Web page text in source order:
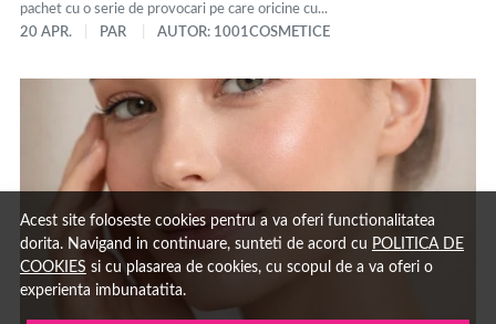
Acest site foloseste cookies pentru a va oferi functionalitatea
dorita. Navigand in continuare, sunteti de acord cu POLITICA DE
COOKIES si cu plasarea de cookies, cu scopul de a va oferi o
experienta imbunatatita.
pachet cu o serie de provocari pe care oricine cu...
20 APR.
PAR AUTOR: 1001COSMETICE